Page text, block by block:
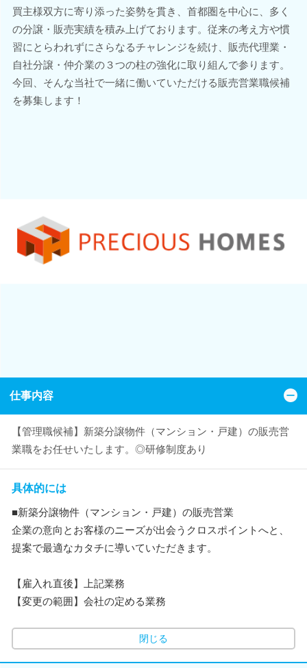
買主様双方に寄り添った姿勢を貫き、首都圏を中心に、多く
の分譲・販売実績を積み上げております。従来の考え方や慣
習にとらわれずにさらなるチャレンジを続け、販売代理業・
自社分譲・仲介業の３つの柱の強化に取り組んで参ります。
今回、そんな当社で一緒に働いていただける販売営業職候補
を募集します！
仕事内容
【管理職候補】新築分譲物件（マンション・戸建）の販売営
業職をお任せいたします。◎研修制度あり
具体的には
■新築分譲物件（マンション・戸建）の販売営業
企業の意向とお客様のニーズが出会うクロスポイントへと、
提案で最適なカタチに導いていただきます。
【雇入れ直後】上記業務
【変更の範囲】会社の定める業務
閉じる